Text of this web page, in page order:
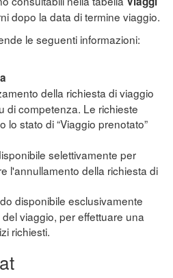
dopo la data di termine viaggio.
le seguenti informazioni:
della richiesta di viaggio
di competenza. Le richieste
lo stato di “Viaggio prenotato”
selettivamente per
l'annullamento della richiesta di
disponibile esclusivamente
viaggio, per effettuare una
richiesti.